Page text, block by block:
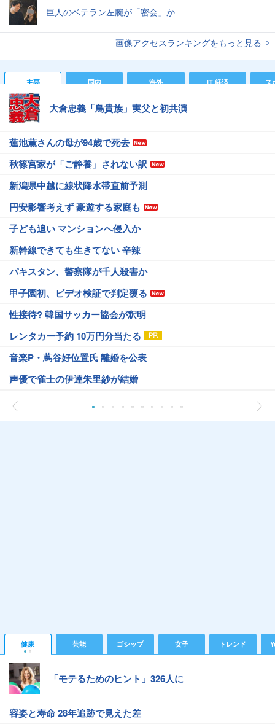
巨人のベテラン左腕が「密会」か
画像アクセスランキングをもっと見る
主要 国内 海外 IT 経済 ス
大倉忠義「鳥貴族」実父と初共演
蓮池薫さんの母が94歳で死去
秋篠宮家が「ご静養」されない訳
新潟県中越に線状降水帯直前予測
円安影響考えず 豪遊する家庭も
子ども追い マンションへ侵入か
新幹線できても生きてない 辛辣
パキスタン、警察隊が千人殺害か
甲子園初、ビデオ検証で判定覆る
性接待? 韓国サッカー協会が釈明
レンタカー予約 10万円分当たる
音楽P・蔦谷好位置氏 離婚を公表
声優で雀士の伊達朱里紗が結婚
健康 芸能 ゴシップ 女子 トレンド
「モテるためのヒント」326人に
容姿と寿命 28年追跡で見えた差